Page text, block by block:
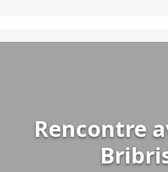
Rencontre